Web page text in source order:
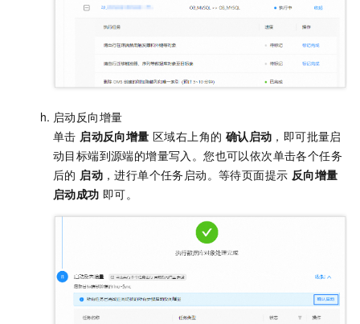
启动反向增量
单击 启动反向增量 区域右上角的 确认启动 ，即可批量启
动目标端到源端的增量写入。您也可以依次单击各个任务
后的 启动 ，进行单个任务启动。等待页面提示 反向增量
启动成功 即可。